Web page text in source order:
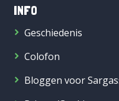
INFO
Geschiedenis
Colofon
Bloggen voor